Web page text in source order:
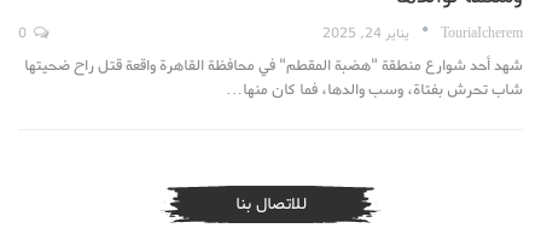
TouriaIcherem يناير 24, 2025
شهد أحد شوارع منطقة "هضبة المقطم" في محافظة القاهرة واقعة قتل راح ضحيتها
شاب تحرش بفتاة، وسب والدها، فما كان منها…
للاتصال بنا